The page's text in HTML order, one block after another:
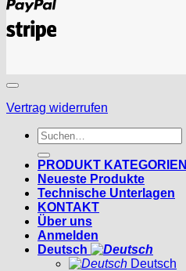
Stripe
Vertrag widerrufen
Suchen
nach:
PRODUKT KATEGORIEN
Neueste Produkte
Technische Unterlagen
KONTAKT
Über uns
Anmelden
Deutsch
Deutsch